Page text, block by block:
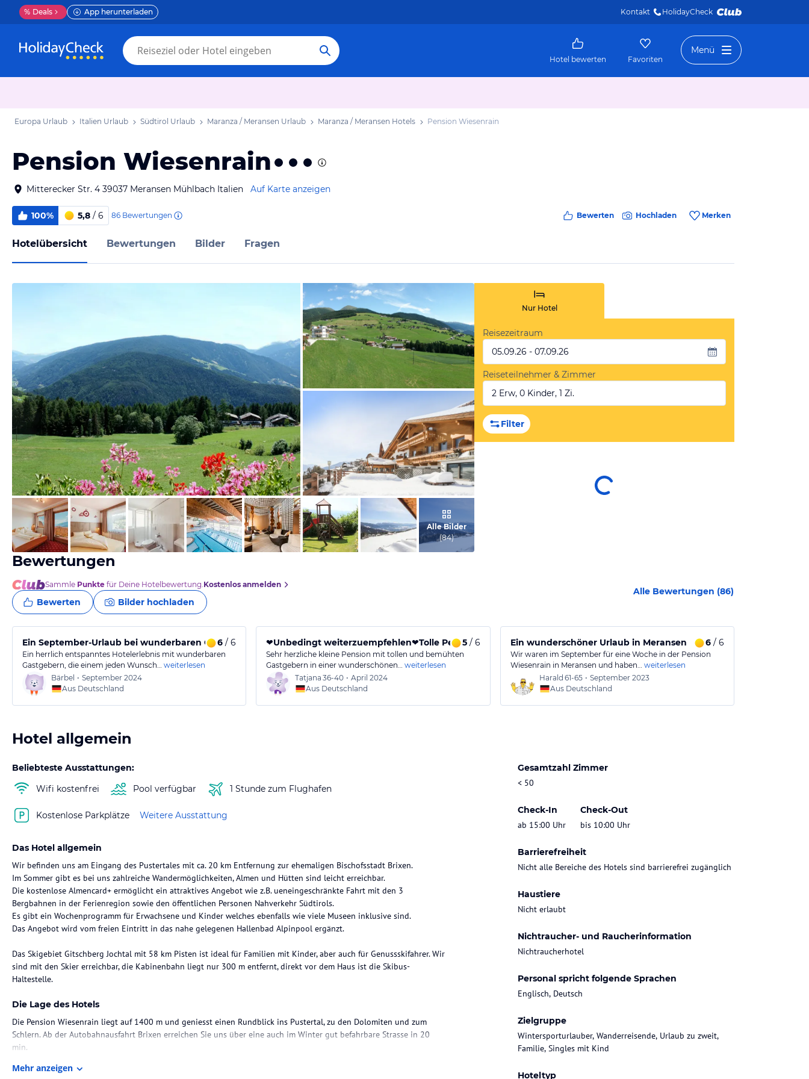
% Deals App herunterladen Kontakt HolidayCheck
Hotel bewerten Favoriten
Menü
Europa Urlaub Italien Urlaub Südtirol Urlaub Maranza / Meransen Urlaub Maranza / Meransen Hotels Pension Wiesenrain
Pension Wiesenrain
Mitterecker Str. 4 39037 Meransen Mühlbach Italien Auf Karte anzeigen
100% 5,8 / 6 86 Bewertungen Bewerten Hochladen Merken
Hotelübersicht Bewertungen Bilder Fragen
vom Hotelier, Mai 2014 vom Hotelier, Februar 2021
Alle Bilder
(84)
Nur Hotel
Reisezeitraum
05.09.26 - 07.09.26
Reiseteilnehmer & Zimmer
2 Erw, 0 Kinder, 1 Zi.
Filter
Bewertungen
Sammle Punkte für Deine Hotelbewertung.Kostenlos anmelden
Bewerten Bilder hochladen
Alle Bewertungen (86)
Ein September-Urlaub bei wunderbaren Gastgebern
6 / 6
Ein herrlich entspanntes Hotelerlebnis mit wunderbaren
Gastgebern, die einem jeden Wunsch… weiterlesen
Bärbel • September 2024
Aus Deutschland
❤️Unbedingt weiterzuempfehlen❤️Tolle Pension❤️
5/ 6
Sehr herzliche kleine Pension mit tollen und bemühten
Gastgebern in einer wunderschönen… weiterlesen
Tatjana 36-40 • April 2024
Aus Deutschland
Ein wunderschöner Urlaub in Meransen 6/ 6
Wir waren im September für eine Woche in der Pension
Wiesenrain in Meransen und haben… weiterlesen
Harald 61-65 • September 2023
Aus Deutschland
Hotel allgemein
Beliebteste Ausstattungen:
Wifi kostenfrei
Pool verfügbar 1 Stunde zum Flughafen
Kostenlose Parkplätze Weitere Ausstattung
Gesamtzahl Zimmer
< 50
Check-In
ab 15:00 Uhr
Check-Out
bis 10:00 Uhr
Barrierefreiheit
Nicht alle Bereiche des Hotels sind barrierefrei zugänglich
Haustiere
Nicht erlaubt
Nichtraucher- und Raucherinformation
Nichtraucherhotel
Personal spricht folgende Sprachen
Englisch, Deutsch
Zielgruppe
Wintersporturlauber, Wanderreisende, Urlaub zu zweit,
Familie, Singles mit Kind
Hoteltyp
Das Hotel allgemein
Wir befinden uns am Eingang des Pustertales mit ca. 20 km Entfernung zur ehemaligen Bischofsstadt Brixen.
Im Sommer gibt es bei uns zahlreiche Wandermöglichkeiten, Almen und Hütten sind leicht erreichbar.
Die kostenlose Almencard+ ermöglicht ein attraktives Angebot wie z.B. ueneingeschränkte Fahrt mit den 3
Bergbahnen in der Ferienregion sowie den öffentlichen Personen Nahverkehr Südtirols.
Es gibt ein Wochenprogramm für Erwachsene und Kinder welches ebenfalls wie viele Museen inklusive sind.
Das Angebot wird vom freien Eintritt in das nahe gelegenen Hallenbad Alpinpool ergänzt.
Das Skigebiet Gitschberg Jochtal mit 58 km Pisten ist ideal für Familien mit Kinder, aber auch für Genussskifahrer. Wir
sind mit den Skier erreichbar, die Kabinenbahn liegt nur 300 m entfernt, direkt vor dem Haus ist die Skibus-
Haltestelle.
Die Lage des Hotels
Die Pension Wiesenrain liegt auf 1400 m und geniesst einen Rundblick ins Pustertal, zu den Dolomiten und zum
Schlern. Ab der Autobahnausfahrt Brixen erreichen Sie uns über eine auch im Winter gut befahrbare Strasse in 20
min.
möglich, das Dorfzentrum ist in 5 Gehminuten erreichbar.
Mehr anzeigen